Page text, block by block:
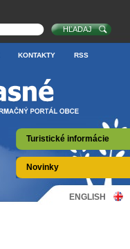
Turistické informácie
Novinky
KONTAKTY RSS
ENGLISH